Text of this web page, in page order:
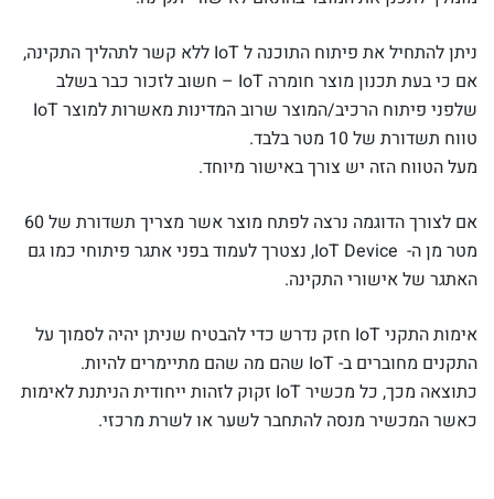
ניתן להתחיל את פיתוח התוכנה ל IoT ללא קשר לתהליך התקינה,
אם כי בעת תכנון מוצר חומרה IoT – חשוב לזכור כבר בשלב
שלפני פיתוח הרכיב/המוצר שרוב המדינות מאשרות למוצר IoT
טווח תשדורת של 10 מטר בלבד.
מעל הטווח הזה יש צורך באישור מיוחד.
אם לצורך הדוגמה נרצה לפתח מוצר אשר מצריך תשדורת של 60
מטר מן ה- IoT Device, נצטרך לעמוד בפני אתגר פיתוחי כמו גם
האתגר של אישורי התקינה.
אימות התקני IoT חזק נדרש כדי להבטיח שניתן יהיה לסמוך על
התקנים מחוברים ב- IoT שהם מה שהם מתיימרים להיות.
כתוצאה מכך, כל מכשיר IoT זקוק לזהות ייחודית הניתנת לאימות
כאשר המכשיר מנסה להתחבר לשער או לשרת מרכזי.